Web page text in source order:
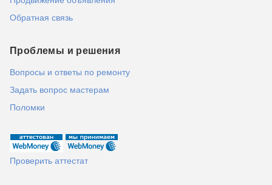
Обратная связь
Проблемы и решения
Вопросы и ответы по ремонту
Задать вопрос мастерам
Поломки
Проверить аттестат